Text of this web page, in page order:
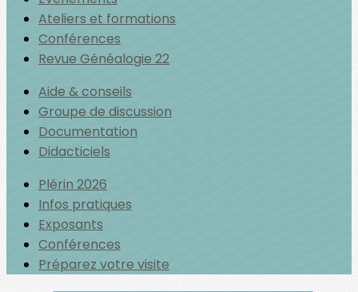
Ateliers et formations
Conférences
Revue Généalogie 22
Aide & conseils
Groupe de discussion
Documentation
Didacticiels
Plérin 2026
Infos pratiques
Exposants
Conférences
Préparez votre visite